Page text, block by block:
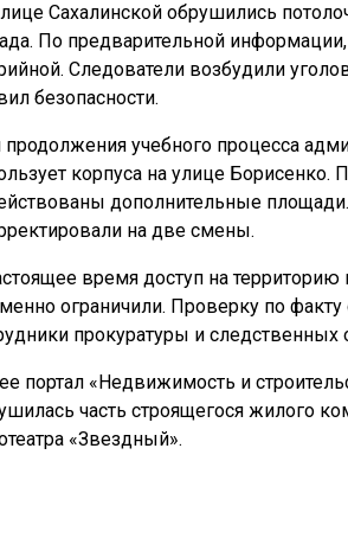
Сахалинской обрушились
По предварительной информации,
Следователи возбудили
безопасности.
учебного процесса
корпуса на улице Борисенко.
дополнительные
на две смены.
время доступ на
ограничили. Проверку по
прокуратуры и следственных
портал «Недвижимость и
часть строящегося жилого
«Звездный».